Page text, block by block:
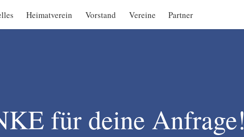
Heimatverein Vorstand Vereine Partner
für deine Anfrage!